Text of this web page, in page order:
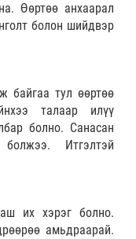
Өөртөө анхаарал
болон шийдвэр
байгаа тул өөртөө
талаар илүү
болно. Санасан
Итгэлтэй
их хэрэг болно.
амьдраарай.